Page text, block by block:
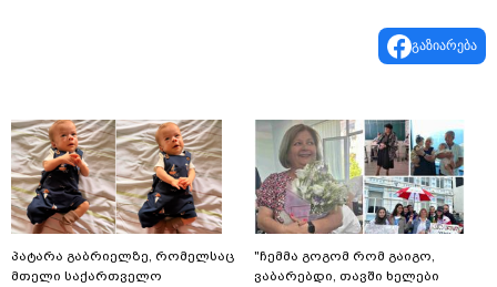
გაზიარება
პატარა გაბრიელზე, რომელსაც
მთელი საქართველო
"ჩემმა გოგომ რომ გაიგო,
ვაბარებდი, თავში ხელები